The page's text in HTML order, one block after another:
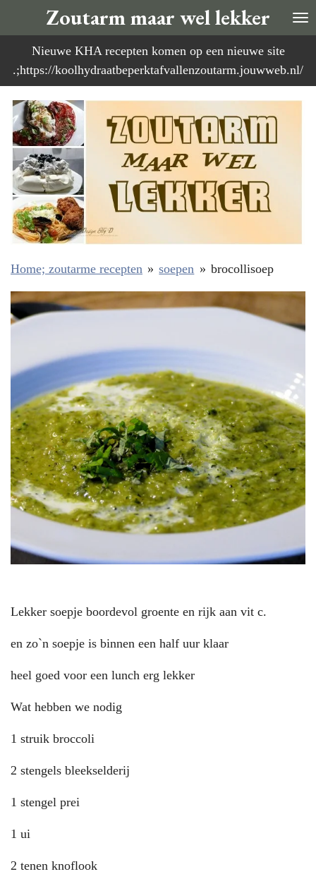
direct
naar
de
Zoutarm maar wel lekker
Nieuwe KHA recepten komen op een nieuwe site
.;https://koolhydraatbeperktafvallenzoutarm.jouwweb.nl/
Home; zoutarme recepten » soepen » brocollisoep
Lekker soepje boordevol groente en rijk aan vit c.
en zo`n soepje is binnen een half uur klaar
heel goed voor een lunch erg lekker
Wat hebben we nodig
1 struik broccoli
2 stengels bleekselderij
1 stengel prei
1 ui
2 tenen knoflook